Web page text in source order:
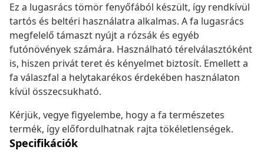
Ez a lugasrács tömör fenyőfából készült, így rendkívül
tartós és beltéri használatra alkalmas. A fa lugasrács
megfelelő támaszt nyújt a rózsák és egyéb
futónövények számára. Használható térelválasztóként
is, hiszen privát teret és kényelmet biztosít. Emellett a
fa válaszfal a helytakarékos érdekében használaton
kívül összecsukható.
Kérjük, vegye figyelembe, hogy a fa természetes
termék, így előfordulhatnak rajta tökéletlenségek.
Specifikációk